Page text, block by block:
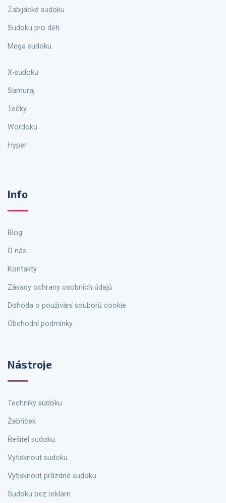
Zabijácké sudoku
Sudoku pro děti
Mega sudoku
X-sudoku
Samuraj
Tečky
Wordoku
Hyper
Info
Blog
O nás
Kontakty
Zásady ochrany osobních údajů
Dohoda o používání souborů cookie
Obchodní podmínky
Nástroje
Techniky sudoku
Žebříček
Řešitel sudoku
Vytisknout sudoku
Vytisknout prázdné sudoku
Sudoku bez reklam